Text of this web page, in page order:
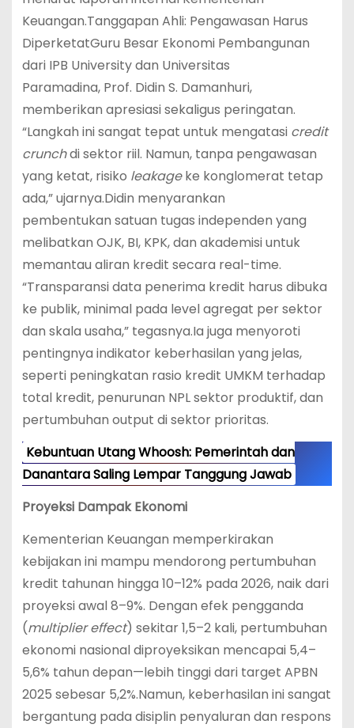
Keuangan.Tanggapan Ahli: Pengawasan Harus
DiperketatGuru Besar Ekonomi Pembangunan
dari IPB University dan Universitas
Paramadina, Prof. Didin S. Damanhuri,
memberikan apresiasi sekaligus peringatan.
“Langkah ini sangat tepat untuk mengatasi credit
crunchdi sektor riil. Namun, tanpa pengawasan
yang ketat, risiko leakageke konglomerat tetap
ada,” ujarnya.Didin menyarankan
pembentukan satuan tugas independen yang
melibatkan OJK, BI, KPK, dan akademisi untuk
memantau aliran kredit secara real-time.
“Transparansi data penerima kredit harus dibuka
ke publik, minimal pada level agregat per sektor
dan skala usaha,” tegasnya.Ia juga menyoroti
pentingnya indikator keberhasilan yang jelas,
seperti peningkatan rasio kredit UMKM terhadap
total kredit, penurunan NPL sektor produktif, dan
pertumbuhan output di sektor prioritas.
Kebuntuan Utang Whoosh: Pemerintah dan
Danantara Saling Lempar Tanggung Jawab
Proyeksi Dampak Ekonomi
Kementerian Keuangan memperkirakan
kebijakan ini mampu mendorong pertumbuhan
kredit tahunan hingga 10–12% pada 2026, naik dari
proyeksi awal 8–9%. Dengan efek pengganda
(multiplier effect) sekitar 1,5–2 kali, pertumbuhan
ekonomi nasional diproyeksikan mencapai 5,4–
5,6% tahun depan—lebih tinggi dari target APBN
2025 sebesar 5,2%.Namun, keberhasilan ini sangat
bergantung pada disiplin penyaluran dan respons